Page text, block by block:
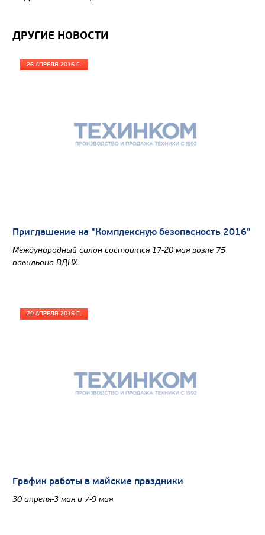
Грузоподъемность, кг
Колесная формула
САМОСВАЛ КАМАЗ-6580
Производитель
Экологический класс
ДРУГИЕ НОВОСТИ
26 АПРЕЛЯ 2016 Г.
Приглашение на "Комплексную безопасность 2016"
Международный салон состоится 17-20 мая возле 75
павильона ВДНХ.
29 АПРЕЛЯ 2016 Г.
График работы в майские праздники
30 апреля-3 мая и 7-9 мая